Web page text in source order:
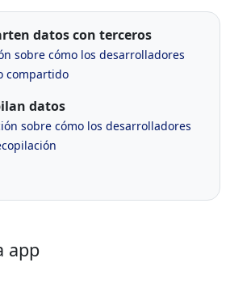
datos con terceros
sobre cómo los desarrolladores
compartido
datos
sobre cómo los desarrolladores
app